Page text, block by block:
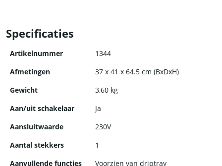
De eenvoudige draaiknop maakt het makkelijk om de gewenste
watertemperatuur in te stellen en te controleren. Met de
warmte houden, afhankelijk van jouw specifieke behoeften.
voorzien van ingebouwd beveiligingsmechanisme, zoals een
kun je met een gerust hart werken, wetende dat de boiler
betrouwbaar en veilig is.
De waterboiler is gebouwd om lang mee te gaan in een
Specificaties
Artikelnummer
1344
Afmetingen
37 x 41 x 64.5 cm (BxDxH)
Gewicht
3,60 kg
Aan/uit schakelaar
Ja
Aansluitwaarde
230V
Aantal stekkers
1
Aanvullende functies
Voorzien van driptray